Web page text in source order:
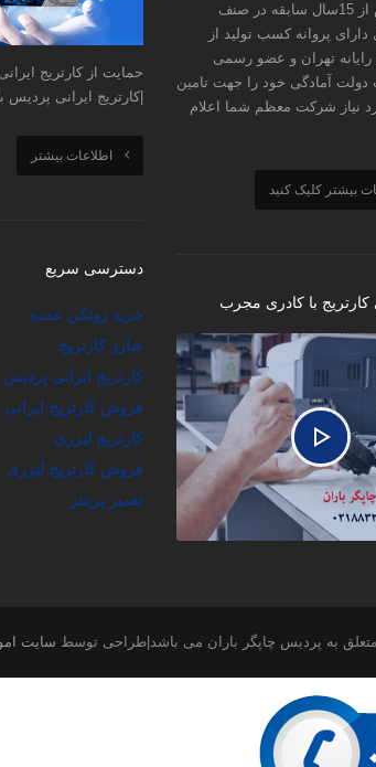
430543 با بیش از 15سال سابقه در صنف
دارای پروانه کسب تولید از
رایانه تهران و عضو رسمی
دولت آمادگی خود را جهت تامین
نیاز شرکت معظم شما اعلام
بیشتر کلیک کنید
با کادری مجرب
حمایت از کارتریج
|کارتریج ایرانی
اطلاعات بیشتر
دسترسی سریع
خرید زونکن عمده
شارژ کارتریج
کارتریج ایرانی پردیس
فروش کارتریج ایرانی
کارتریج لیزری
فروش کارتریج لیزری
تعمیر پرینتر
به پردیس چاپگر باران می باشد|طراحی توسط سایت